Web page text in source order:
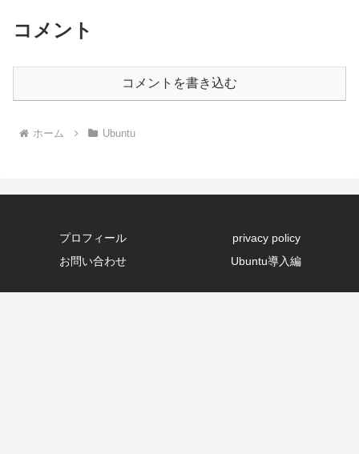
コメント
コメントを書き込む
ホーム Ubuntu
プロフィール
privacy policy
お問い合わせ
Ubuntu導入編